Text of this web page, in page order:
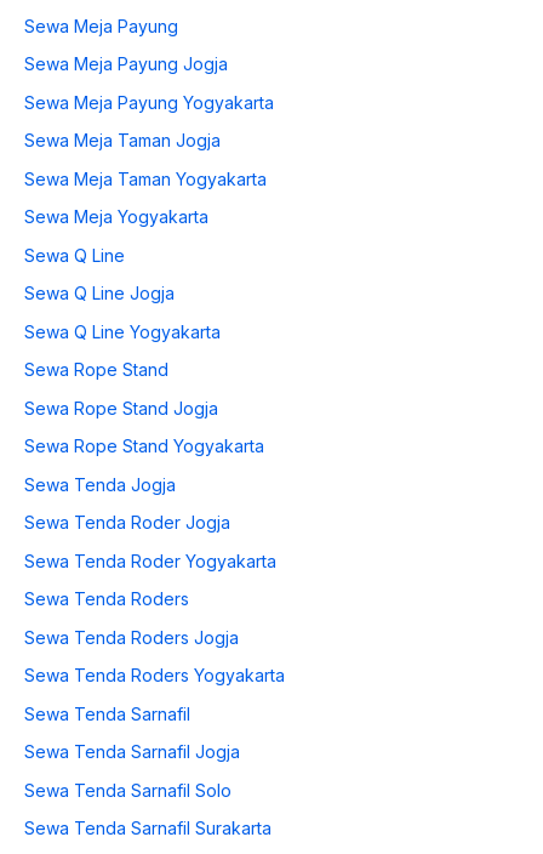
Sewa Meja Payung
Sewa Meja Payung Jogja
Sewa Meja Payung Yogyakarta
Sewa Meja Taman Jogja
Sewa Meja Taman Yogyakarta
Sewa Meja Yogyakarta
Sewa Q Line
Sewa Q Line Jogja
Sewa Q Line Yogyakarta
Sewa Rope Stand
Sewa Rope Stand Jogja
Sewa Rope Stand Yogyakarta
Sewa Tenda Jogja
Sewa Tenda Roder Jogja
Sewa Tenda Roder Yogyakarta
Sewa Tenda Roders
Sewa Tenda Roders Jogja
Sewa Tenda Roders Yogyakarta
Sewa Tenda Sarnafil
Sewa Tenda Sarnafil Jogja
Sewa Tenda Sarnafil Solo
Sewa Tenda Sarnafil Surakarta